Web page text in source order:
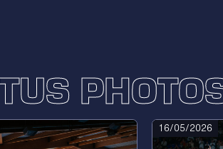
16/05/2026